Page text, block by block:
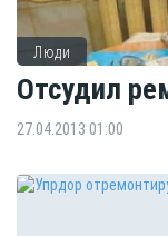
Люди
Отсудил
27.04.2013 01:00